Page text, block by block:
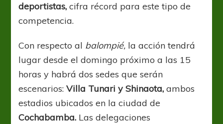
deportistas, cifra récord para este tipo de
competencia.
Con respecto al balompié, la acción tendrá
lugar desde el domingo próximo a las 15
horas y habrá dos sedes que serán
escenarios:Villa Tunari y Shinaota, ambos
estadios ubicados en la ciudad de
Cochabamba. Las delegaciones